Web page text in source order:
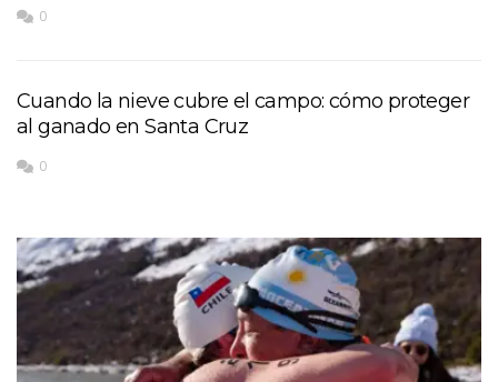
0
Cuando la nieve cubre el campo: cómo proteger
al ganado en Santa Cruz
0